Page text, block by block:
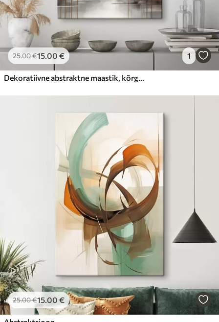
25.00€15.00 € 1
Dekoratiivne abstraktne maastik, kõrged puud kollaste lehtedega, jõgi ja udu taustal
25.00€15.00 €